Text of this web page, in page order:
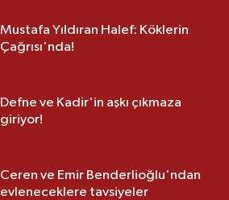
Mustafa Yıldıran Halef: Köklerin
Çağrısı'nda!
Defne ve Kadir'in aşkı çıkmaza
giriyor!
Ceren ve Emir Benderlioğlu'ndan
evleneceklere tavsiyeler